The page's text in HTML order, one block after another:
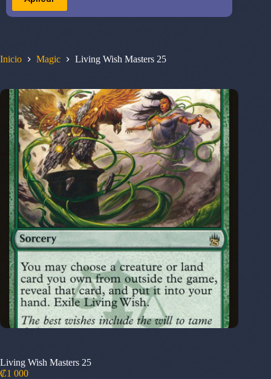
Inicio Magic Living Wish Masters 25
Living Wish Masters 25
₡1 000